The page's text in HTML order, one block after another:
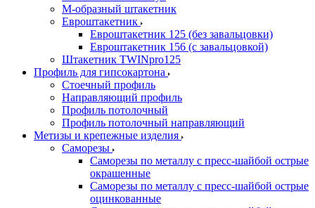
М-образный штакетник
Евроштакетник
Евроштакетник 125 (без завальцовки)
Евроштакетник 156 (с завальцовкой)
Штакетник TWINpro125
Профиль для гипсокартона
Стоечный профиль
Направляющий профиль
Профиль потолочный
Профиль потолочный направляющий
Метизы и крепежные изделия
Саморезы
Саморезы по металлу с пресс-шайбой острые
окрашенные
Саморезы по металлу с пресс-шайбой острые
оцинкованные